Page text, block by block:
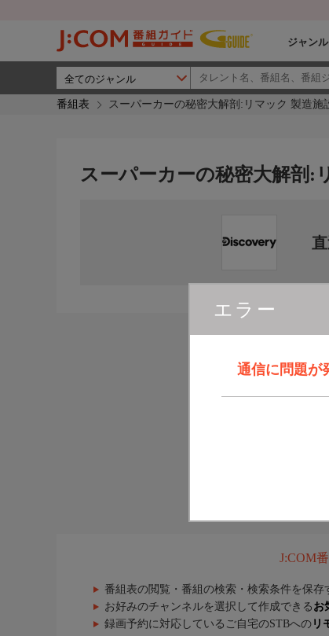
ジャンル
番組表 スーパーカーの秘密大解剖:リマック 製造施
エラー
通信に問題が
スーパーカーの秘密大解剖:
J:COM
番組表の閲覧・番組の検索・検索条件を保存
お好みのチャンネルを選択して作成できる お
録画予約に対応しているご自宅のSTBへの リ